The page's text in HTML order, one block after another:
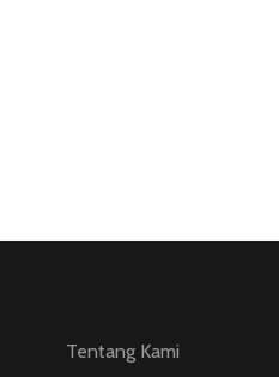
Tentang Kami